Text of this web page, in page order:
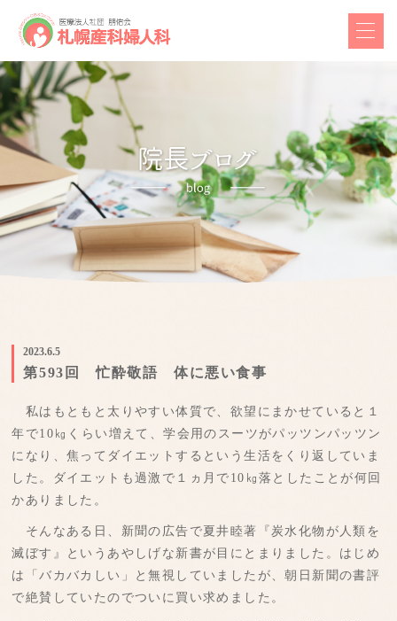
2023.6.5
第593回 忙酔敬語 体に悪い食事
私はもともと太りやすい体質で、欲望にまかせていると１
年で10㎏くらい増えて、学会用のスーツがパッツンパッツン
になり、焦ってダイエットするという生活をくり返していま
した。ダイエットも過激で１ヵ月で10㎏落としたことが何回
かありました。
そんなある日、新聞の広告で夏井睦著『炭水化物が人類を
滅ぼす』というあやしげな新書が目にとまりました。はじめ
は「バカバカしい」と無視していましたが、朝日新聞の書評
で絶賛していたのでついに買い求めました。